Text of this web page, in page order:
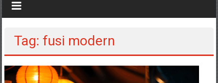
Tag: fusi modern